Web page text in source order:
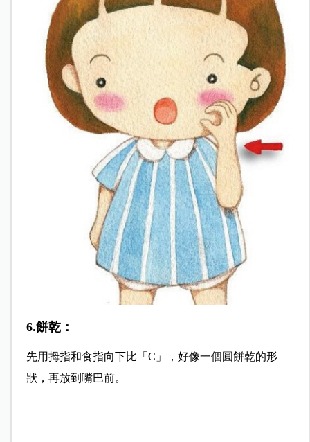
6.餅乾：
先用拇指和食指向下比「C」，好像一個圓餅乾的形
狀，再放到嘴巴前。